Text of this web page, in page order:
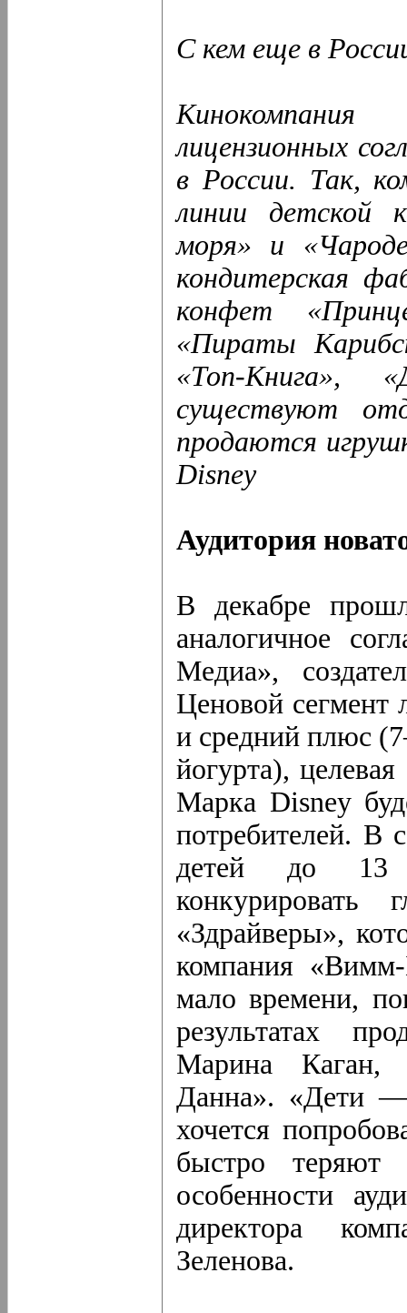
С кем еще в
лицензионных
в России. Так,
линии детской
моря» и
кондитерская
конфет
«Пираты
«Топ-Книга»,
существуют
продаются
Disney
Аудитория
В декабре
аналогичное
Медиа»,
Ценовой
и средний плюс
йогурта),
Марка Disney
потребителей. В
детей до 13
конкурировать
«Здрайверы»,
компания
мало времени,
результатах
Марина Каган,
Данна». «Дети —
хочется
быстро теряют
особенности
директора
Зеленова.